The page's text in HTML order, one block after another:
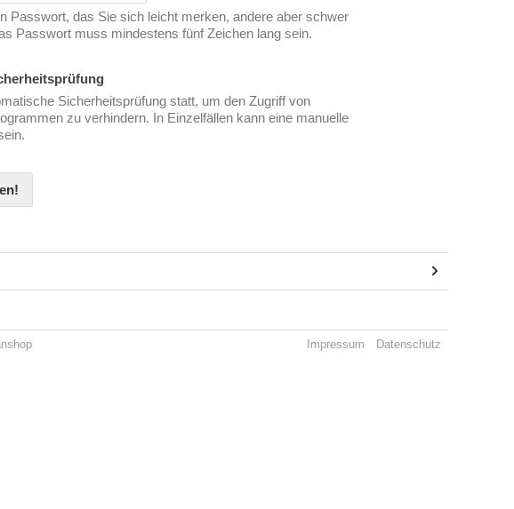
Passwort, das Sie sich leicht merken, andere aber schwer
Passwort muss mindestens fünf Zeichen lang sein.
Sicherheitsprüfung statt, um den Zugriff von
zu verhindern. In Einzelfällen kann eine manuelle
Impressum Datenschutz